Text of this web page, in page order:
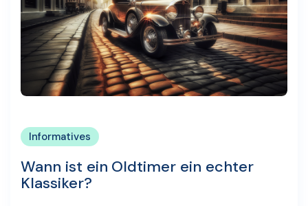
Informatives
Wann ist ein Oldtimer ein echter
Klassiker?